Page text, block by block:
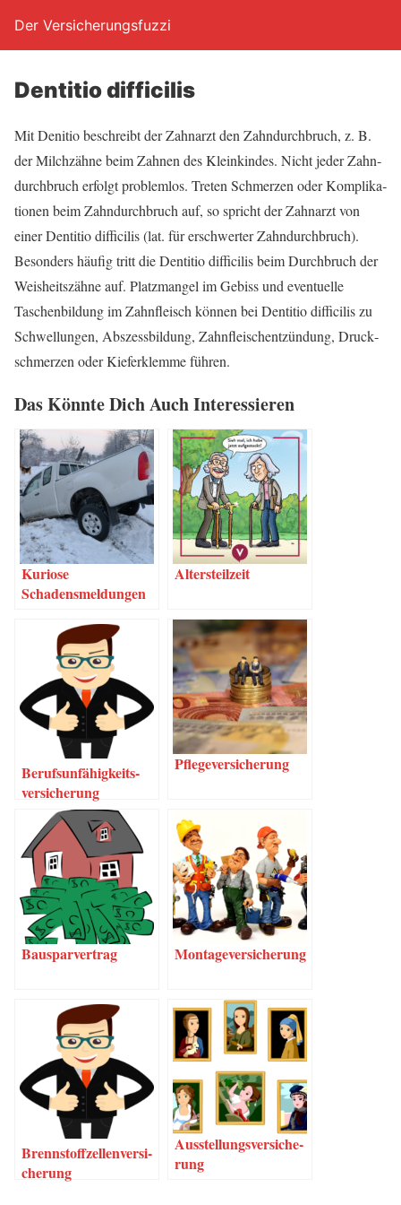
Der Versicherungsfuzzi
Den­ti­tio difficilis
Mit Deni­tio beschreibt der Zahn­arzt den Zahn­durch­bruch, z. B.
der Milch­zäh­ne beim Zah­nen des Klein­kin­des. Nicht jeder Zahn­
durch­bruch erfolgt pro­blem­los. Tre­ten Schmer­zen oder Kom­pli­ka­
tio­nen beim Zahn­durch­bruch auf, so spricht der Zahn­arzt von
einer Den­ti­tio dif­fi­ci­lis (lat. für erschwer­ter Zahn­durch­bruch).
Beson­ders häu­fig tritt die Den­ti­tio dif­fi­ci­lis beim Durch­bruch der
Weis­heits­zäh­ne auf. Platz­man­gel im Gebiss und even­tu­el­le
Taschen­bil­dung im Zahn­fleisch kön­nen bei Den­ti­tio dif­fi­ci­lis zu
Schwel­lun­gen, Abs­zess­bil­dung, Zahn­fleisch­ent­zün­dung, Druck­
schmer­zen oder Kie­fer­klem­me führen.
Das Könn­te Dich Auch Interessieren
Kurio­se
Schadensmeldungen
Alters­teil­zeit
Berufs­un­fä­hig­keits­
ver­si­che­rung
Pfle­ge­ver­si­che­rung
Bau­spar­ver­trag Mon­ta­ge­ver­si­che­rung
Brenn­stoff­zel­len­ver­si­
che­rung
Aus­stel­lungs­ver­si­che­
rung